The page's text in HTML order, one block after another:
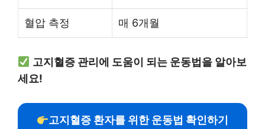
혈압 측정 매 6개월
고지혈증 관리에 도움이 되는 운동법을 알아보
세요!
고지혈증 환자를 위한 운동법 확인하기